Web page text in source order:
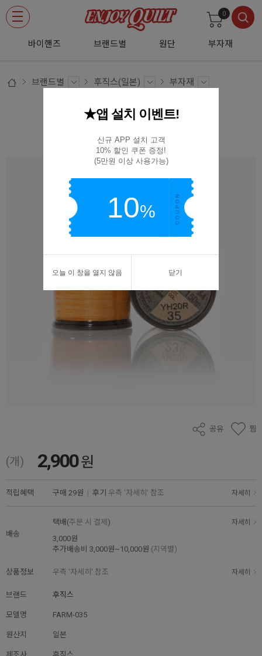
바이핸즈 브랜드별 원단 부자재
0
브랜드별 후직스(일본) 부자재
후직스 퀼팅팜 퀼팅실 150 035
FARM-035
공유 찜
(개) 2,900원
적립혜택 구매 29원 | 후기 우측 '자세히' 참조 자세히
배송
택배(주문 시 결제 ) 자세히
3,000원
추가배송비 3,000원~10,000원 (지역별)
상품정보 우측 '자세히' 참조 자세히
브랜드 후직스
모델명 FARM-035
원산지 일본
★앱 설치 이벤트!
신규 APP 설치 고객
10% 할인 쿠폰 증정!
(5만원 이상 사용가능)
10%
오늘 이 창을 열지 않음 닫기